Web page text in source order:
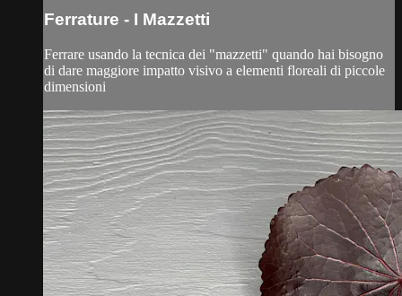
Ferrature - I Mazzetti
Ferrare usando la tecnica dei "mazzetti" quando hai bisogno
di dare maggiore impatto visivo a elementi floreali di piccole
dimensioni